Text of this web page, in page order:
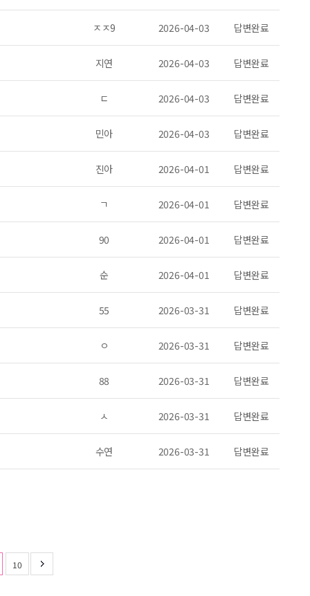
ㅈㅈ9 2026-04-03 답변완료
지연 2026-04-03 답변완료
ㄷ 2026-04-03 답변완료
민아 2026-04-03 답변완료
진아 2026-04-01 답변완료
ㄱ 2026-04-01 답변완료
90 2026-04-01 답변완료
순 2026-04-01 답변완료
55 2026-03-31 답변완료
ㅇ 2026-03-31 답변완료
88 2026-03-31 답변완료
ㅅ 2026-03-31 답변완료
수연 2026-03-31 답변완료
10